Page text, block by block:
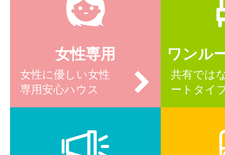
女性専用
女性に優しい女性
専用安心ハウス
ワンル
共有では
ートタイ